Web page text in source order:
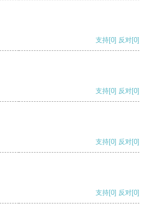
支持[0] 反对[0]
支持[0] 反对[0]
支持[0] 反对[0]
支持[0] 反对[0]